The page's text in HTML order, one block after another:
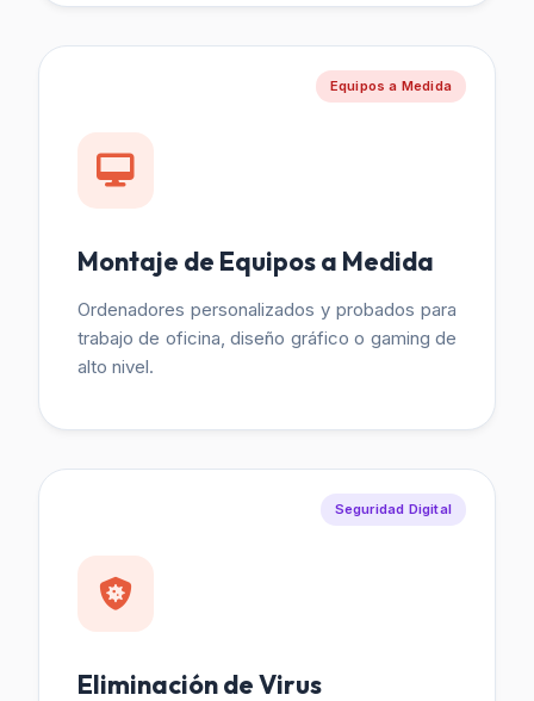
Equipos a Medida
Montaje de Equipos a Medida
Ordenadores personalizados y probados para
trabajo de oficina, diseño gráfico o gaming de
alto nivel.
Seguridad Digital
Eliminación de Virus